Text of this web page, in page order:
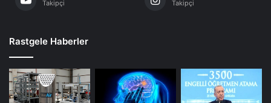
Takipçi Takipçi
Rastgele Haberler